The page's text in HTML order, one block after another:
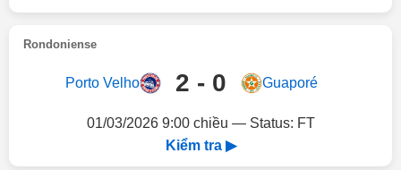
Rondoniense
Porto Velho 2 - 0 Guaporé
01/03/2026 9:00 chiều — Status: FT
Kiểm tra ▶